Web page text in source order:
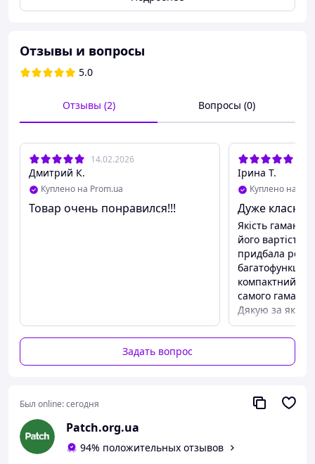
1 отдел для фото
Вес:120 грамм
Цвет: зелёный.
Отзывы и вопросы
5.0
Отзывы (2) Вопросы (0)
14.02.2026
Дмитрий К.
Куплено на Prom.ua
Товар очень понравился!!!
Ірина Т.
Куплено на
Дуже
Якість
його вартість.
придбала
компактний
самого
Дякую за
Задать вопрос
Был online:сегодня
Patch.org.ua
94% положительных отзывов